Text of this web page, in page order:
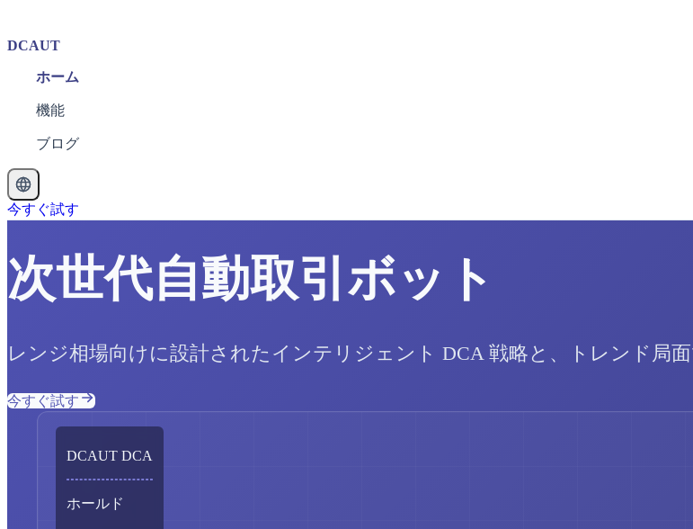
DCAUT
ホーム
機能
ブログ
今すぐ試す
次世代自動取引ボット
レンジ相場向けに設計されたインテリジェント DCA 戦略と、トレンド局面
今すぐ試す
DCAUT DCA
ホールド